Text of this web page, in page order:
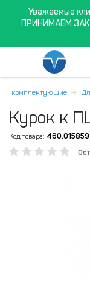
Уважаемые
ПРИНИМАЕМ
и комплектующие
Курок к
Код товара: 460.015859